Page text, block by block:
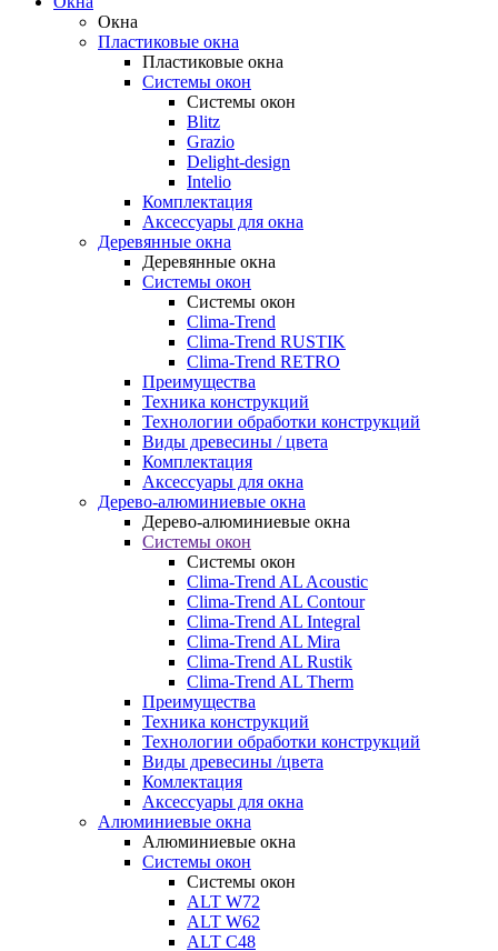
Окна
Пластиковые окна
Пластиковые окна
Системы окон
Системы окон
Blitz
Grazio
Delight-design
Intelio
Комплектация
Аксессуары для окна
Деревянные окна
Деревянные окна
Системы окон
Системы окон
Clima-Trend
Clima-Trend RUSTIK
Clima-Trend RETRO
Преимущества
Техника конструкций
Технологии обработки конструкций
Виды древесины / цвета
Комплектация
Аксессуары для окна
Дерево-алюминиевые окна
Дерево-алюминиевые окна
Системы окон
Системы окон
Clima-Trend AL Acoustic
Clima-Trend AL Contour
Clima-Trend AL Integral
Clima-Trend AL Mira
Clima-Trend AL Rustik
Clima-Trend AL Therm
Преимущества
Техника конструкций
Технологии обработки конструкций
Виды древесины /цвета
Комлектация
Аксессуары для окна
Алюминиевые окна
Алюминиевые окна
Системы окон
Системы окон
ALT W72
ALT W62
ALT С48